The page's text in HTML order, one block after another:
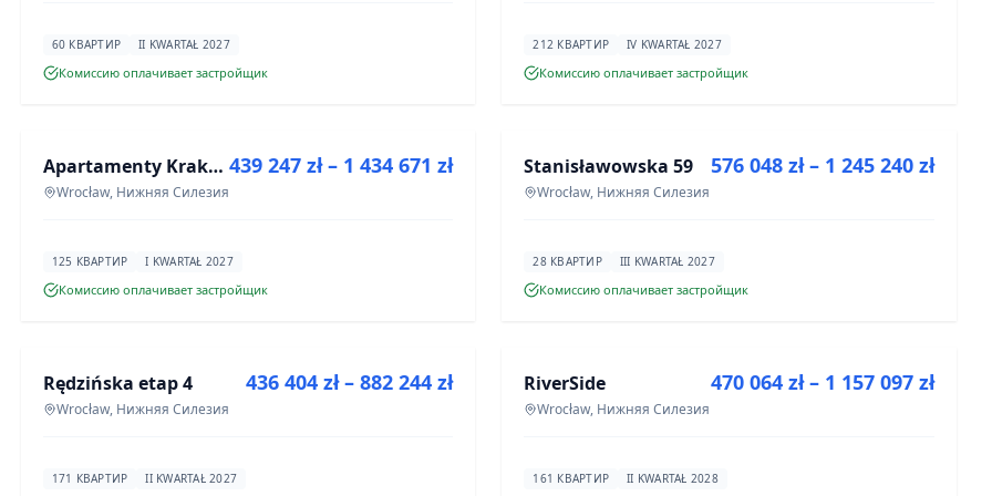
60 КВАРТИР II KWARTAŁ 2027
Комиссию оплачивает застройщик
212 КВАРТИР IV KWARTAŁ 2027
Комиссию оплачивает застройщик
ИНВЕСТИЦИЯ Apartamenty Krakowska 6
Wrocław, Нижняя Силезия
439 247 zł – 1 434 671 zł
125 КВАРТИР I KWARTAŁ 2027
Комиссию оплачивает застройщик
ИНВЕСТИЦИЯ
Stanisławowska 59
Wrocław, Нижняя Силезия
576 048 zł – 1 245 240 zł
28 КВАРТИР III KWARTAŁ 2027
Комиссию оплачивает застройщик
ИНВЕСТИЦИЯ
Rędzińska etap 4
Wrocław, Нижняя Силезия
436 404 zł – 882 244 zł
171 КВАРТИР II KWARTAŁ 2027
ИНВЕСТИЦИЯ
RiverSide
Wrocław, Нижняя Силезия
470 064 zł – 1 157 097 zł
161 КВАРТИР II KWARTAŁ 2028